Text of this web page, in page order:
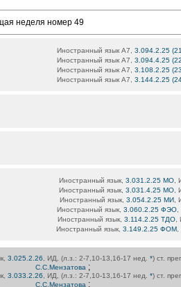
неделя номер 49
Иностранный язык А7, 3.094.2.25
Иностранный язык А7, 3.094.4.25
Иностранный язык А7, 3.108.2.25
Иностранный язык А7, 3.144.2.25
Иностранный язык, 3.031.2.25 МО ,
Иностранный язык, 3.031.4.25 МО ,
Иностранный язык, 3.054.2.25 МИ,
Иностранный язык, 3.060.2.25 ФЭО,
Иностранный язык, 3.114.2.25 ТДО
Иностранный язык, 3.149.2.25 ФОМ
3.025.2.26 , ИД, (л.з.: 2-7,10-13,16-17 нед. *) ст.
С.С.Мензатова ;
3.033.2.26 , ИД, (л.з.: 2-7,10-13,16-17 нед. *) ст.
С.С.Мензатова ;